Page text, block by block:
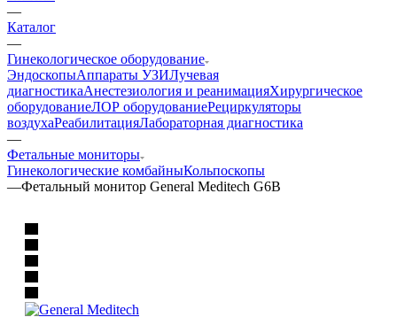
—
Каталог
—
Гинекологическое оборудование
ЭндоскопыАппараты УЗИЛучевая
диагностикаАнестезиология и реанимацияХирургическое
оборудованиеЛОР оборудованиеРециркуляторы
воздухаРеабилитацияЛабораторная диагностика
—
Фетальные мониторы
Гинекологические комбайныКольпоскопы
—Фетальный монитор General Meditech G6B